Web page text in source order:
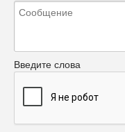
Введите слова